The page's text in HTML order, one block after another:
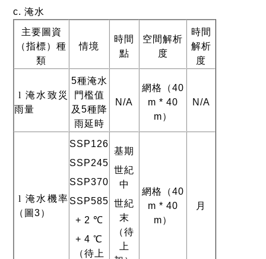
c.淹水
主要圖資
（指標）種
類
情境
時間
點
空間解析
度
時間
解析
度
l 淹水致災
雨量
5種淹水
門檻值
及 5種降
雨延時
N/A
網格（40
m * 40
m）
N/A
l 淹水機率
（圖3）
SSP126
SSP245
SSP370
SSP585
+ 2 ℃
+ 4 ℃
（待上
基期
世紀
中
世紀
末
（待
上
網格（40
m * 40
m）
月